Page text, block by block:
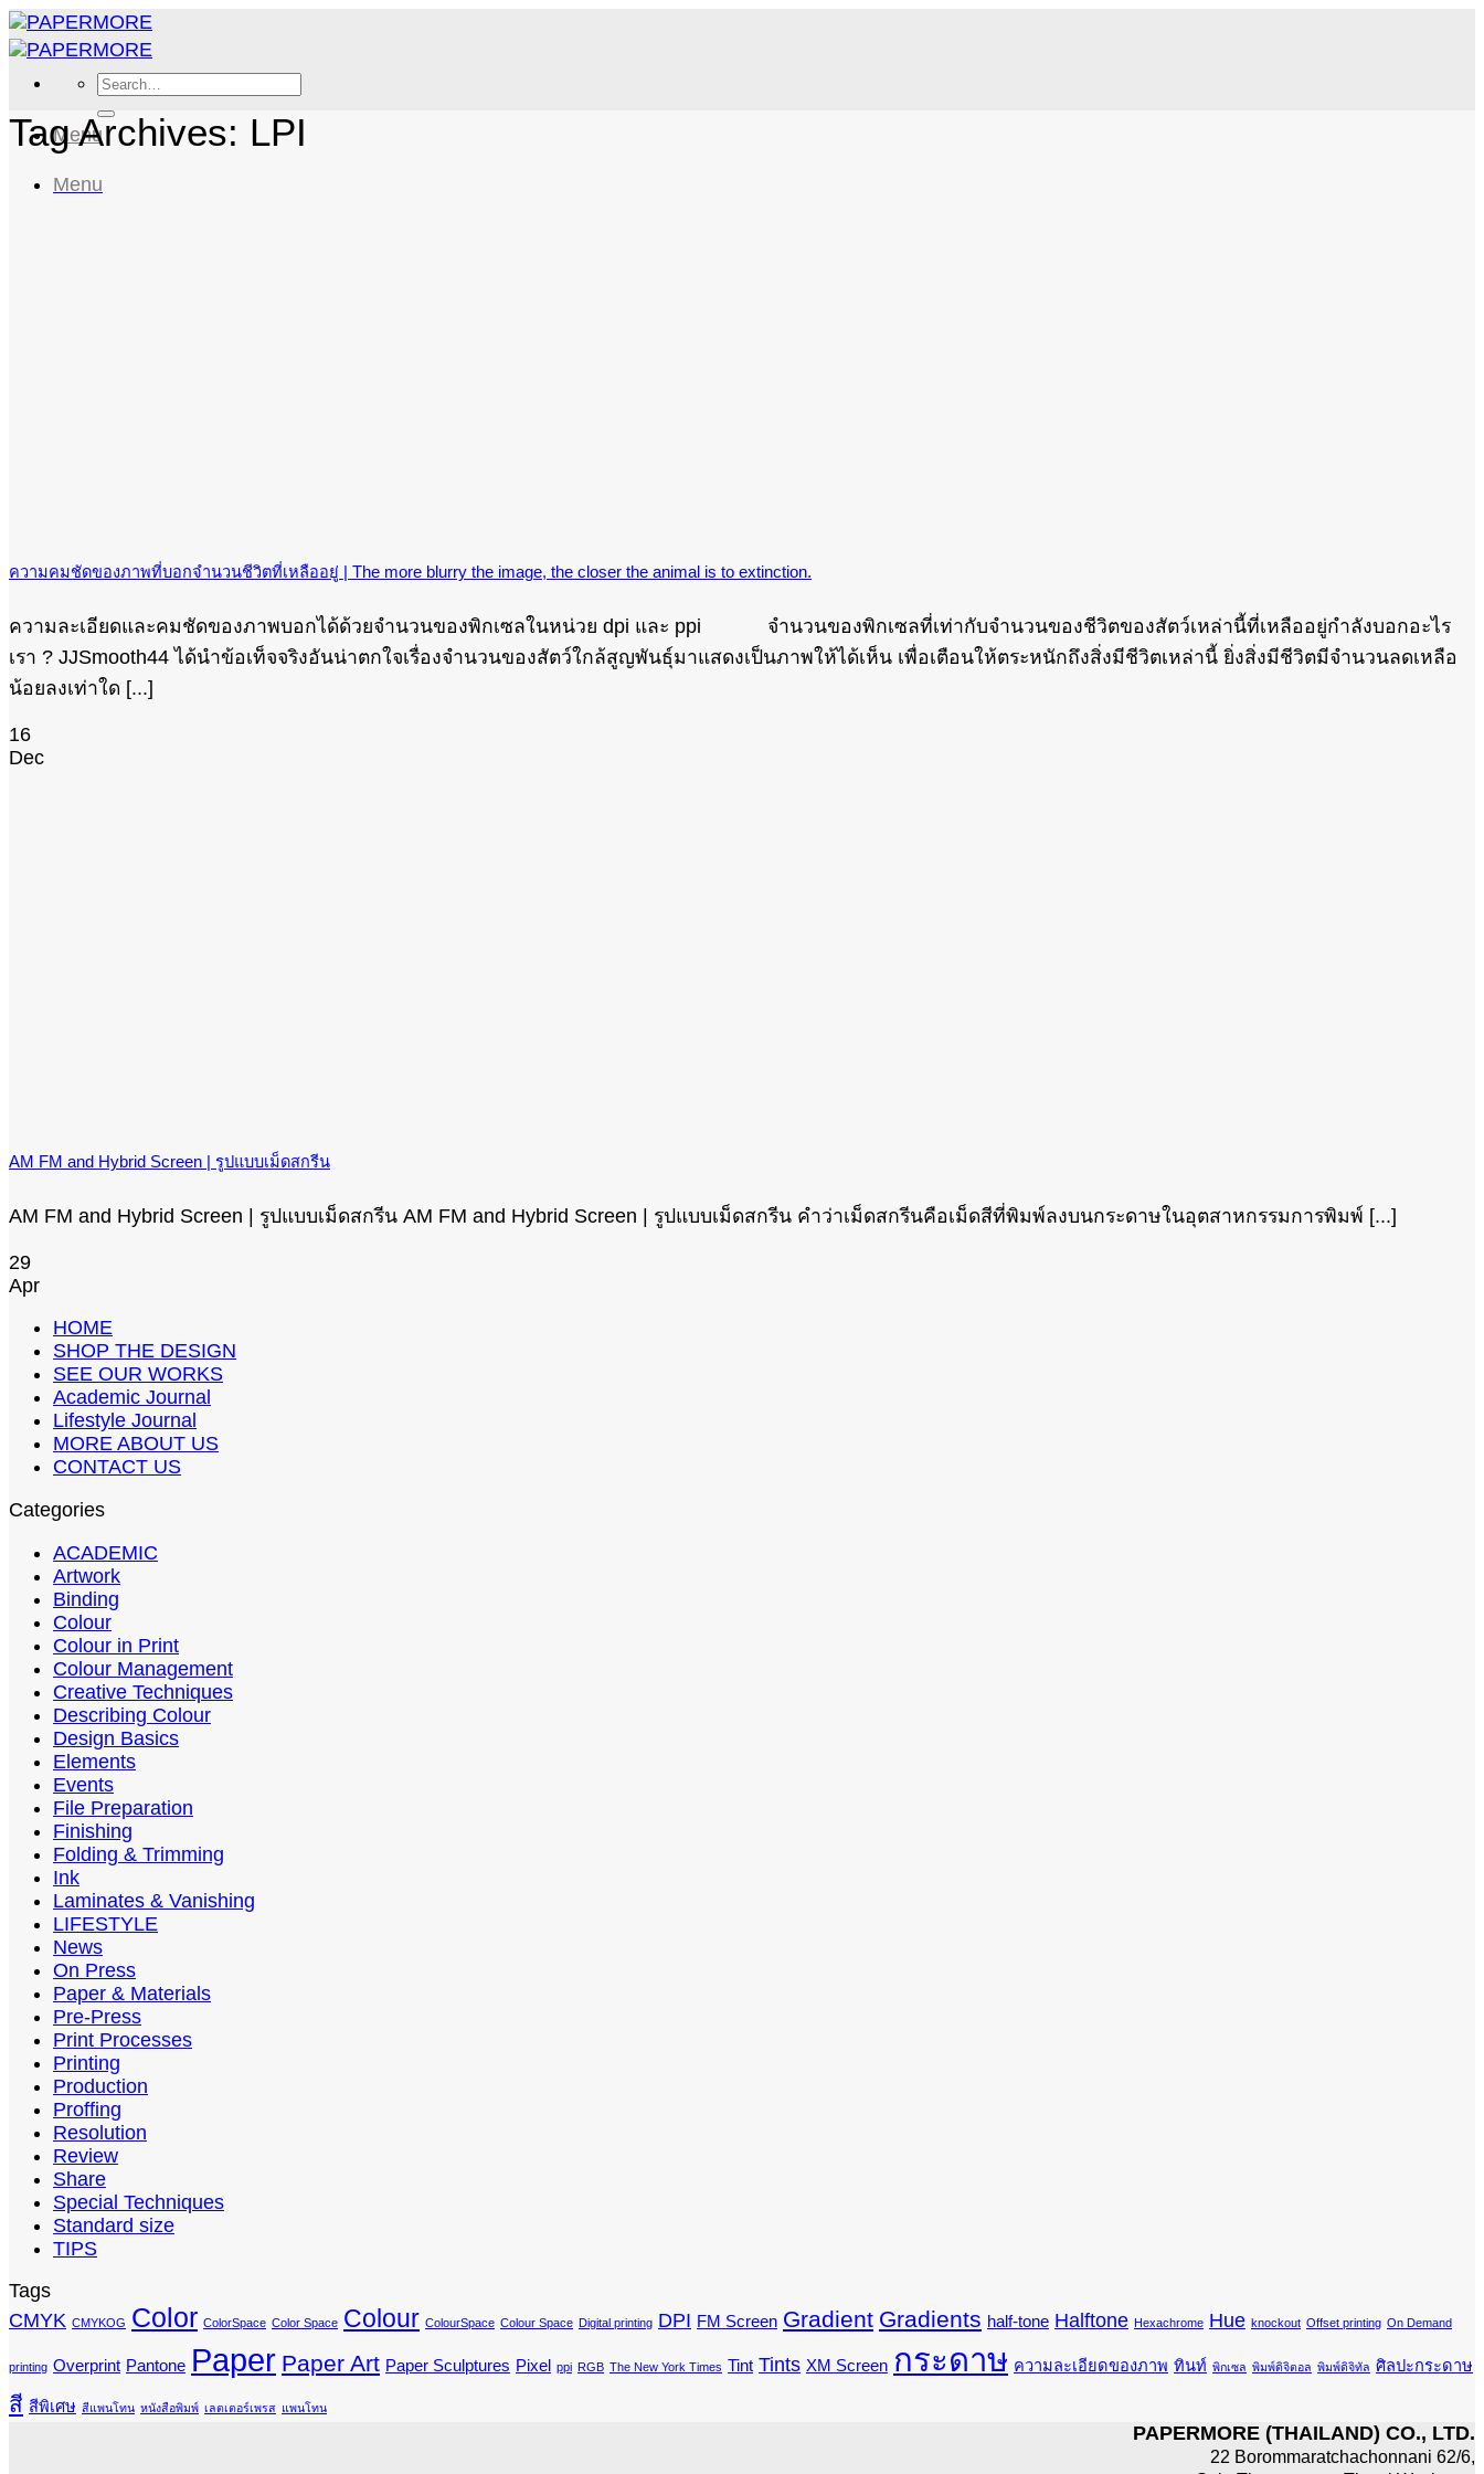
Skip
to
content
Search
Menu
Menu
Tag Archives: LPI
ความคมชัดของภาพที่บอกจำนวนชีวิตที่เหลืออยู่ | The more blurry the image, the closer the animal is to extinction.
ความละเอียดและคมชัดของภาพบอกได้ด้วยจำนวนของพิกเซลในหน่วย dpi และ ppi จำนวนของพิกเซลที่เท่ากับจำนวนของชีวิตของสัตว์เหล่านี้ที่เหลืออยู่กำลังบอกอะไร
เรา ? JJSmooth44 ได้นำข้อเท็จจริงอันน่าตกใจเรื่องจำนวนของสัตว์ใกล้สูญพันธุ์มาแสดงเป็นภาพให้ได้เห็น เพื่อเตือนให้ตระหนักถึงสิ่งมีชีวิตเหล่านี้ ยิ่งสิ่งมีชีวิตมีจำนวนลดเหลือ
น้อยลงเท่าใด [...]
16
Dec
AM FM and Hybrid Screen | รูปแบบเม็ดสกรีน
AM FM and Hybrid Screen | รูปแบบเม็ดสกรีน AM FM and Hybrid Screen | รูปแบบเม็ดสกรีน คำว่าเม็ดสกรีนคือเม็ดสีที่พิมพ์ลงบนกระดาษในอุตสาหกรรมการพิมพ์ [...]
29
Apr
HOME
SHOP THE DESIGN
SEE OUR WORKS
Academic Journal
Lifestyle Journal
MORE ABOUT US
CONTACT US
Categories
ACADEMIC
Artwork
Binding
Colour
Colour in Print
Colour Management
Creative Techniques
Describing Colour
Design Basics
Elements
Events
File Preparation
Finishing
Folding & Trimming
Ink
Laminates & Vanishing
LIFESTYLE
News
On Press
Paper & Materials
Pre-Press
Print Processes
Printing
Production
Proffing
Resolution
Review
Share
Special Techniques
Standard size
TIPS
Tags
CMYK CMYKOG Color ColorSpace Color Space Colour ColourSpace Colour Space Digital printing DPI FM Screen Gradient Gradients half-tone Halftone Hexachrome Hue knockout Offset printing On Demand
printing Overprint Pantone Paper Paper Art Paper Sculptures Pixel ppi RGB The New York Times Tint Tints XM Screen กระดาษ ความละเอียดของภาพ ทินท์ พิกเซล พิมพ์ดิจิตอล พิมพ์ดิจิทัล ศิลปะกระดาษ
สี สีพิเศษ สีแพนโทน หนังสือพิมพ์ เลตเตอร์เพรส แพนโทน
PAPERMORE (THAILAND) CO., LTD.
22 Borommaratchachonnani 62/6,